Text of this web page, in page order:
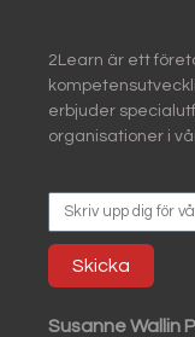
2Learn är ett
erbjuder
organisationer i
Skicka
Susanne Wallin